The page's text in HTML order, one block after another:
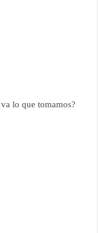
lo que tomamos?